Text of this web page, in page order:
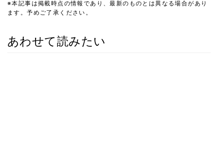
※本記事は掲載時点の情報であり、最新のものとは異なる場合があり
ます。予めご了承ください。
あわせて読みたい